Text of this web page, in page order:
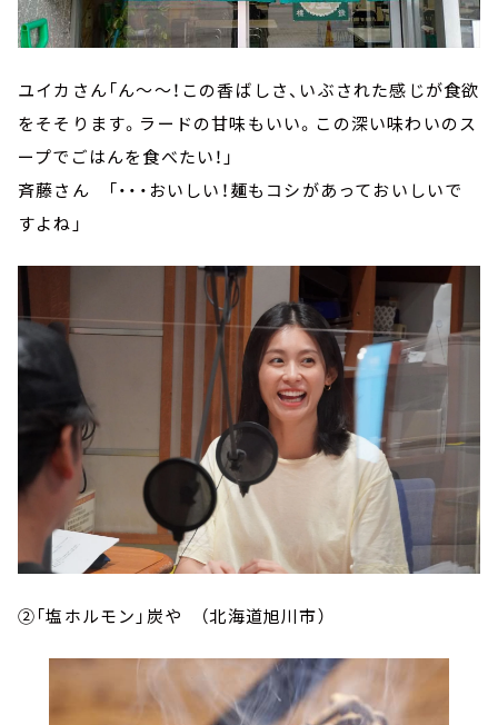
ユイカさん「ん～～！この香ばしさ、いぶされた感じが食欲
をそそります。ラードの甘味もいい。この深い味わいのス
ープでごはんを食べたい！」
斉藤さん 「・・・おいしい！麺もコシがあっておいしいで
すよね」
②「塩ホルモン」炭や （北海道旭川市）